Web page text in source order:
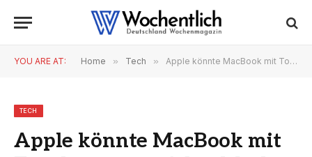
YOU ARE AT: Home » Tech » Apple könnte MacBook mit Touchscreen auf den Markt bringen
TECH
Apple könnte MacBook mit